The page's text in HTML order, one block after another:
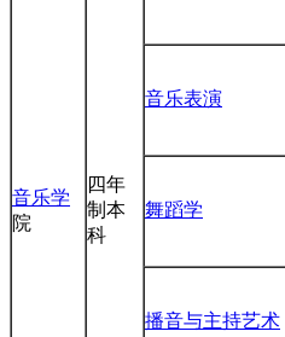
音乐学
院
四年
制本
科
音乐表演
舞蹈学
播音与主持艺术